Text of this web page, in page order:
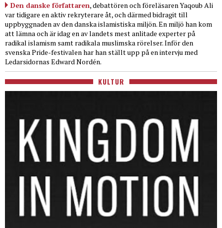
Den danske författaren, debattören och föreläsaren Yaqoub Ali
var tidigare en aktiv rekryterare åt, och därmed bidragit till
uppbyggnaden av den danska islamistiska miljön. En miljö han kom
att lämna och är idag en av landets mest anlitade experter på
radikal islamism samt radikala muslimska rörelser. Inför den
svenska Pride-festivalen har han ställt upp på en intervju med
Ledarsidornas Edward Nordén.
KULTUR